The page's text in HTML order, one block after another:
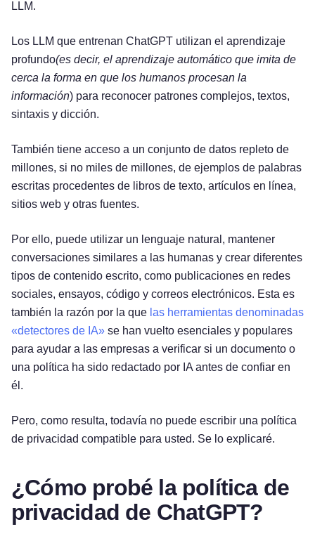
LLM.
Los LLM que entrenan ChatGPT utilizan el aprendizaje
profundo(es decir, el aprendizaje automático que imita de
cerca la forma en que los humanos procesan la
información) para reconocer patrones complejos, textos,
sintaxis y dicción.
También tiene acceso a un conjunto de datos repleto de
millones, si no miles de millones, de ejemplos de palabras
escritas procedentes de libros de texto, artículos en línea,
sitios web y otras fuentes.
Por ello, puede utilizar un lenguaje natural, mantener
conversaciones similares a las humanas y crear diferentes
tipos de contenido escrito, como publicaciones en redes
sociales, ensayos, código y correos electrónicos. Esta es
también la razón por la que las herramientas denominadas
«detectores de IA» se han vuelto esenciales y populares
para ayudar a las empresas a verificar si un documento o
una política ha sido redactado por IA antes de confiar en
él.
Pero, como resulta, todavía no puede escribir una política
de privacidad compatible para usted. Se lo explicaré.
¿Cómo probé la política de
privacidad de ChatGPT?